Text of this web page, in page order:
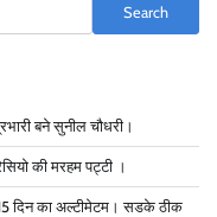
Search
बने सुनील चौधरी।
की मरहम पट्टी ।
दिन का अल्टीमेटम। सडके ठीक